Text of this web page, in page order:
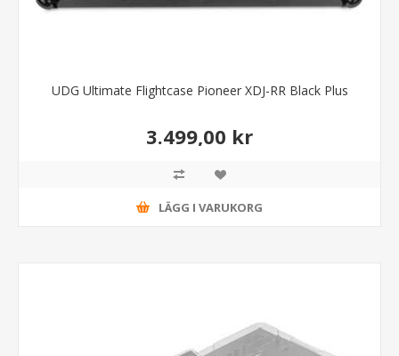
UDG Ultimate Flightcase Pioneer XDJ-RR Black Plus
3.499,00 kr
LÄGG I VARUKORG